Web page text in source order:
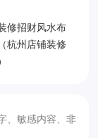
修招财风水布
杭州店铺装修
、敏感内容、非